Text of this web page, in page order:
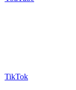
TikTok